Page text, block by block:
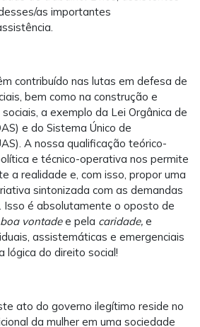
as importantes
contribuído nas lutas em defesa de
bem como na construção e
a exemplo da Lei Orgânica de
e do Sistema Único de
A nossa qualificação teórico-
e técnico-operativa nos permite
a realidade e, com isso, propor uma
sintonizada com as demandas
Isso é absolutamente o oposto de
boa vontadee pela caridade, e
assistemáticas e emergenciais
lógica do direito social!
ato do governo ilegítimo reside no
da mulher em uma sociedade